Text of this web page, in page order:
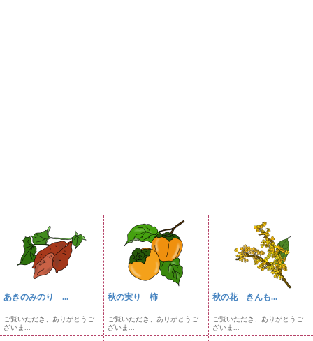
あきのみのり ...
ご覧いただき、ありがとうご
ざいま...
秋の実り 柿
ご覧いただき、ありがとうご
ざいま...
秋の花 きんも...
ご覧いただき、ありがとうご
ざいま...